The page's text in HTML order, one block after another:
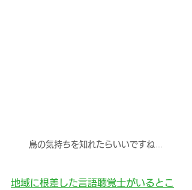
鳥の気持ちを知れたらいいですね…
地域に根差した言語聴覚士がいるとこ